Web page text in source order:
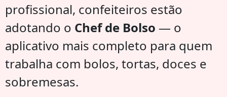
profissional, confeiteiros estão
adotando o Chef de Bolso — o
aplicativo mais completo para quem
trabalha com bolos, tortas, doces e
sobremesas.